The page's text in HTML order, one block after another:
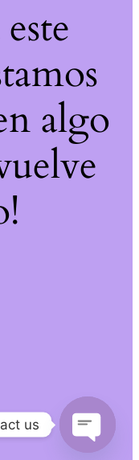
algo
us